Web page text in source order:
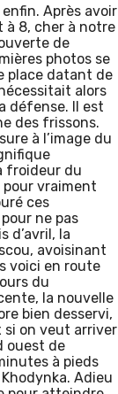
Après avoir
à 8, cher à notre
de
photos se
place datant de
alors
défense. Il est
des frissons.
à l’image du
froideur du
pour vraiment
ces
ne pas
d’avril, la
avoisinant
voici en route
du
la nouvelle
bien desservi,
on veut arriver
ouest de
à pieds
Adieu